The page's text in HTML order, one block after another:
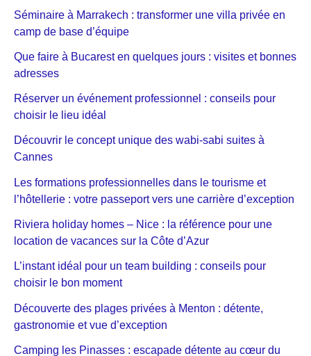
Séminaire à Marrakech : transformer une villa privée en
camp de base d’équipe
Que faire à Bucarest en quelques jours : visites et bonnes
adresses
Réserver un événement professionnel : conseils pour
choisir le lieu idéal
Découvrir le concept unique des wabi-sabi suites à
Cannes
Les formations professionnelles dans le tourisme et
l’hôtellerie : votre passeport vers une carrière d’exception
Riviera holiday homes – Nice : la référence pour une
location de vacances sur la Côte d’Azur
L’instant idéal pour un team building : conseils pour
choisir le bon moment
Découverte des plages privées à Menton : détente,
gastronomie et vue d’exception
Camping les Pinasses : escapade détente au cœur du